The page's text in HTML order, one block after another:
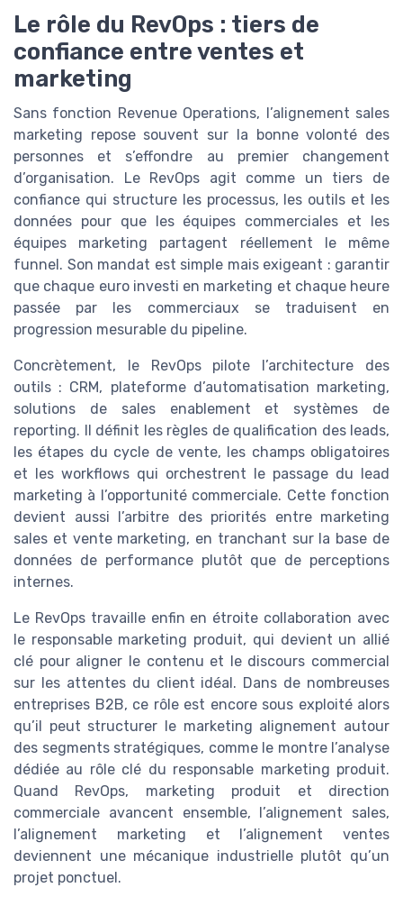
Le rôle du RevOps : tiers de
confiance entre ventes et
marketing
Sans fonction Revenue Operations, l’alignement sales
marketing repose souvent sur la bonne volonté des
personnes et s’effondre au premier changement
d’organisation. Le RevOps agit comme un tiers de
confiance qui structure les processus, les outils et les
données pour que les équipes commerciales et les
équipes marketing partagent réellement le même
funnel. Son mandat est simple mais exigeant : garantir
que chaque euro investi en marketing et chaque heure
passée par les commerciaux se traduisent en
progression mesurable du pipeline.
Concrètement, le RevOps pilote l’architecture des
outils : CRM, plateforme d’automatisation marketing,
solutions de sales enablement et systèmes de
reporting. Il définit les règles de qualification des leads,
les étapes du cycle de vente, les champs obligatoires
et les workflows qui orchestrent le passage du lead
marketing à l’opportunité commerciale. Cette fonction
devient aussi l’arbitre des priorités entre marketing
sales et vente marketing, en tranchant sur la base de
données de performance plutôt que de perceptions
internes.
Le RevOps travaille enfin en étroite collaboration avec
le responsable marketing produit, qui devient un allié
clé pour aligner le contenu et le discours commercial
sur les attentes du client idéal. Dans de nombreuses
entreprises B2B, ce rôle est encore sous exploité alors
qu’il peut structurer le marketing alignement autour
des segments stratégiques, comme le montre l’analyse
dédiée au rôle clé du responsable marketing produit.
Quand RevOps, marketing produit et direction
commerciale avancent ensemble, l’alignement sales,
l’alignement marketing et l’alignement ventes
deviennent une mécanique industrielle plutôt qu’un
projet ponctuel.